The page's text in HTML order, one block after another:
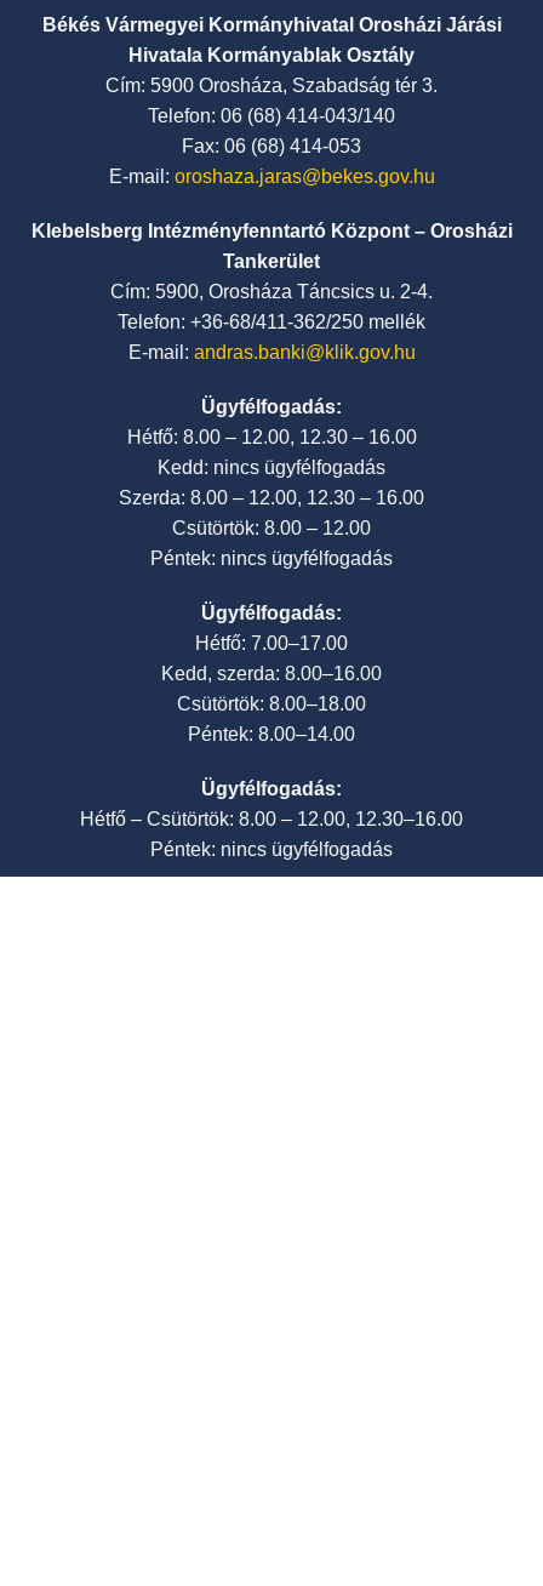
Békés Vármegyei Kormányhivatal Orosházi Járási
Hivatala Kormányablak Osztály
Cím: 5900 Orosháza, Szabadság tér 3.
Telefon: 06 (68) 414-043/140
Fax: 06 (68) 414-053
E-mail: oroshaza.jaras@bekes.gov.hu
Klebelsberg Intézményfenntartó Központ – Orosházi
Tankerület
Cím: 5900, Orosháza Táncsics u. 2-4.
Telefon: +36-68/411-362/250 mellék
E-mail: andras.banki@klik.gov.hu
Ügyfélfogadás:
Hétfő: 8.00 – 12.00, 12.30 – 16.00
Kedd: nincs ügyfélfogadás
Szerda: 8.00 – 12.00, 12.30 – 16.00
Csütörtök: 8.00 – 12.00
Péntek: nincs ügyfélfogadás
Ügyfélfogadás:
Hétfő: 7.00–17.00
Kedd, szerda: 8.00–16.00
Csütörtök: 8.00–18.00
Péntek: 8.00–14.00
Ügyfélfogadás:
Hétfő – Csütörtök: 8.00 – 12.00, 12.30–16.00
Péntek: nincs ügyfélfogadás